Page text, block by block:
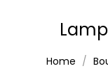
Home